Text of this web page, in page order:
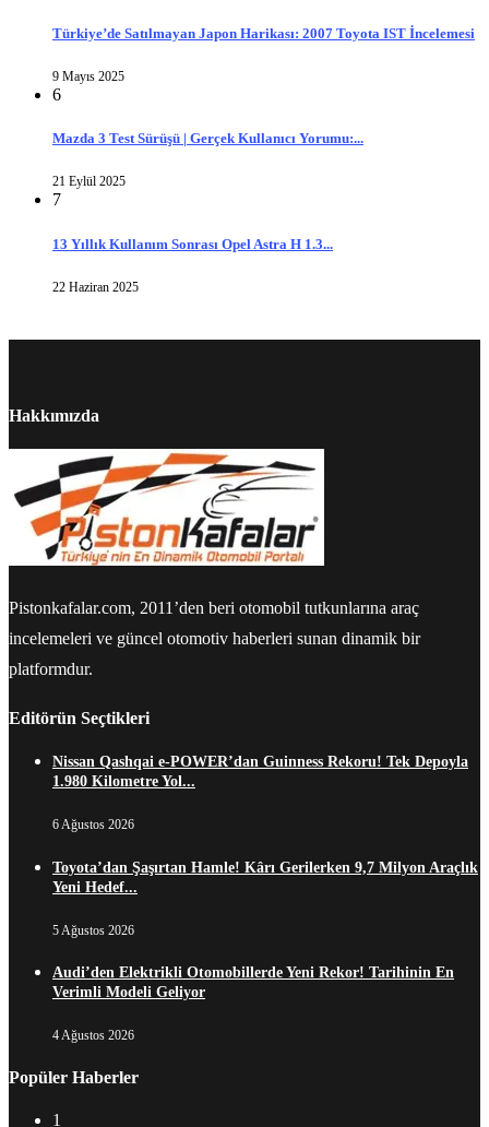
Türkiye’de Satılmayan Japon Harikası: 2007 Toyota IST İncelemesi
9 Mayıs 2025
6
Mazda 3 Test Sürüşü | Gerçek Kullanıcı Yorumu:...
21 Eylül 2025
7
13 Yıllık Kullanım Sonrası Opel Astra H 1.3...
22 Haziran 2025
Hakkımızda
Pistonkafalar.com, 2011’den beri otomobil tutkunlarına araç
incelemeleri ve güncel otomotiv haberleri sunan dinamik bir
platformdur.
Editörün Seçtikleri
Nissan Qashqai e-POWER’dan Guinness Rekoru! Tek Depoyla
1.980 Kilometre Yol...
6 Ağustos 2026
Toyota’dan Şaşırtan Hamle! Kârı Gerilerken 9,7 Milyon Araçlık
Yeni Hedef...
5 Ağustos 2026
Audi’den Elektrikli Otomobillerde Yeni Rekor! Tarihinin En
Verimli Modeli Geliyor
4 Ağustos 2026
Popüler Haberler
1